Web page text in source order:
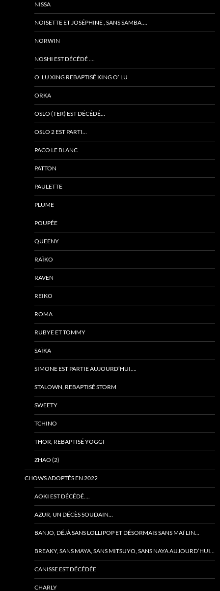
NISSA
NOISETTE ET JOSÉPHINE , SANS SAMBA….
NORWIN
NOSHI EST DÉCÉDÉ ….
O’ LU XING REBAPTISÉ KING O’ LU
ORKA
OSLO (TER) EST DÉCÉDÉ…
OSLO 2 EST PARTI…
PACO LE BLANC
PATTON
PAULETTE
PLUME
POUPÉE
QUEENY
RAÏKO
RAVEN
REIKO
ROMA
RUBYE ET TOMMY
SAÏKA
SIMONE EST PARTIE AUJOURD’HUI….
STALOWN, REBAPTISÉ STORM
SWEETY
TCHINO
THOR, REBAPTISÉ YOGGI
ZHAO (2)
CHOWS ADOPTÉS EN 2022
AOKI EST DÉCÉDÉ….
AZUR, UN DÉCÈS SOUDAIN…
BANJO, DÉJÀ SANS LOLLIPOP ET DÉSORMAIS SANS MAÏ LIN…
BREAKY, SANS MAYA, SANS MITSUYO, SANS NAYA AUJOURD’HUI…
CANISSE EST DÉCÉDÉE
CHARLY